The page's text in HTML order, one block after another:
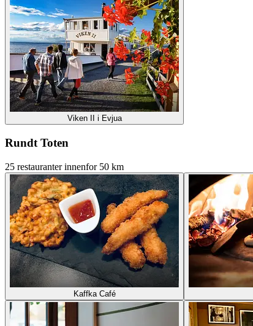
Viken II i Evjua
Rundt Toten
25 restauranter innenfor 50 km
Kaffka Café